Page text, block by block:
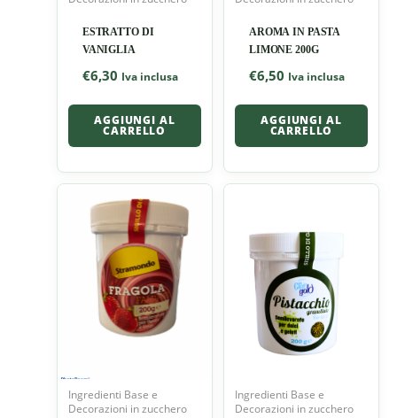
ESTRATTO DI
VANIGLIA
€6,30 Iva inclusa
AGGIUNGI AL
CARRELLO
AROMA IN PASTA
LIMONE 200G
€6,50 Iva inclusa
AGGIUNGI AL
CARRELLO
Ingredienti Base e
Decorazioni in zucchero
Ingredienti Base e
Decorazioni in zucchero